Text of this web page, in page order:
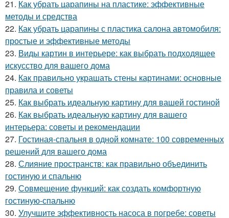
21. Как убрать царапины на пластике: эффективные
методы и средства
22. Как убрать царапины с пластика салона автомобиля:
простые и эффективные методы
23. Виды картин в интерьере: как выбрать подходящее
искусство для вашего дома
24. Как правильно украшать стены картинами: основные
правила и советы
25. Как выбрать идеальную картину для вашей гостиной
26. Как выбрать идеальную картину для вашего
интерьера: советы и рекомендации
27. Гостиная-спальня в одной комнате: 100 современных
решений для вашего дома
28. Слияние пространств: как правильно объединить
гостиную и спальню
29. Совмещение функций: как создать комфортную
гостиную-спальню
30. Улучшите эффективность насоса в погребе: советы